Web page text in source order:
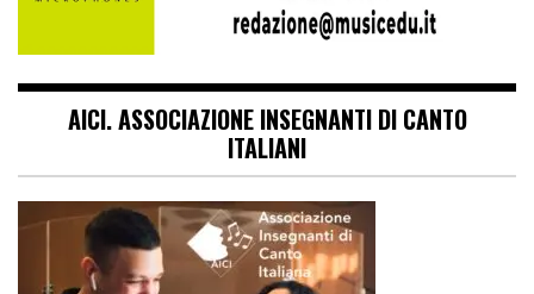
AICI. ASSOCIAZIONE INSEGNANTI DI CANTO
ITALIANI